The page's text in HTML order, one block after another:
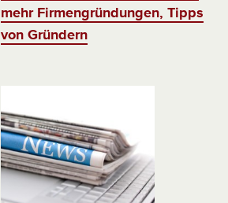
mehr Firmengründungen, Tipps
von Gründern